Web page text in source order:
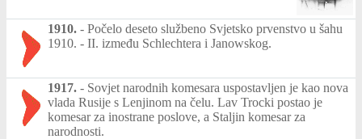
1910. - Počelo deseto službeno Svjetsko prvenstvo u šahu
1910. - II. između Schlechtera i Janowskog.
1917. - Sovjet narodnih komesara uspostavljen je kao nova
vlada Rusije s Lenjinom na čelu. Lav Trocki postao je
komesar za inostrane poslove, a Staljin komesar za
narodnosti.